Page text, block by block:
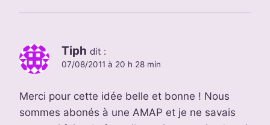
Tiph dit :
07/08/2011 à 20 h 28 min
Merci pour cette idée belle et bonne ! Nous
sommes abonés à une AMAP et je ne savais